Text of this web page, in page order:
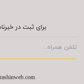
برای ثبت در